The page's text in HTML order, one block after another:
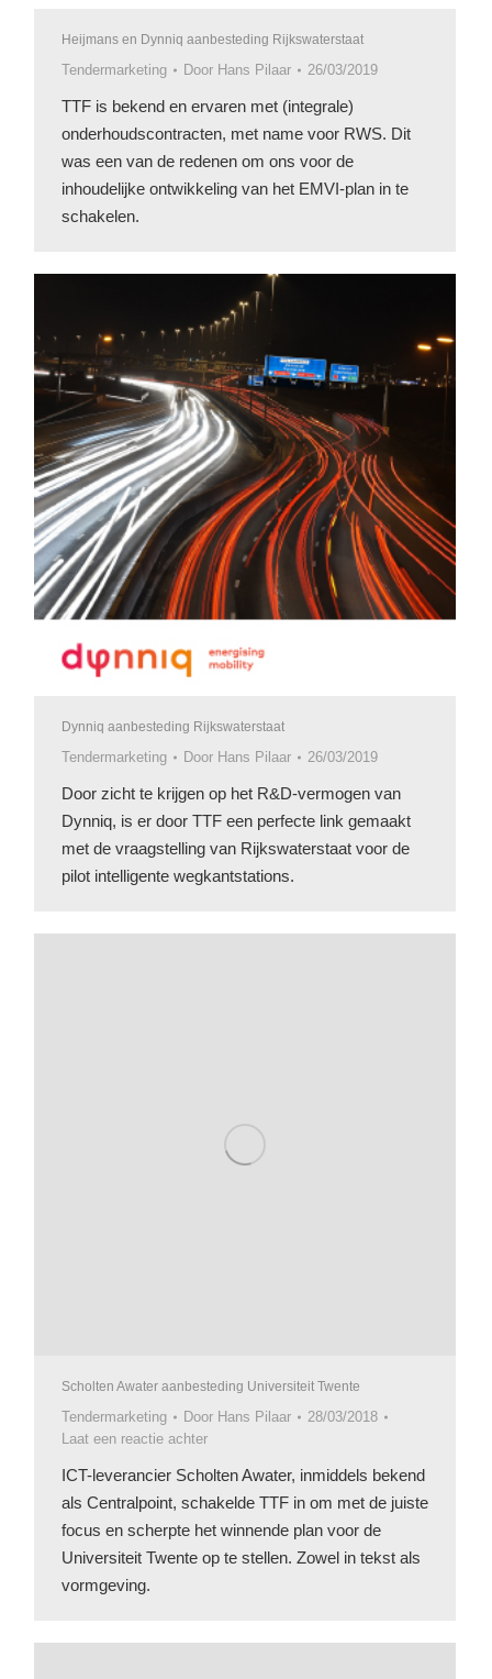
Heijmans en Dynniq aanbesteding Rijkswaterstaat
Tendermarketing Door Hans Pilaar 26/03/2019
TTF is bekend en ervaren met (integrale)
onderhoudscontracten, met name voor RWS. Dit
was een van de redenen om ons voor de
inhoudelijke ontwikkeling van het EMVI-plan in te
schakelen.
Dynniq aanbesteding Rijkswaterstaat
Tendermarketing Door Hans Pilaar 26/03/2019
Door zicht te krijgen op het R&D-vermogen van
Dynniq, is er door TTF een perfecte link gemaakt
met de vraagstelling van Rijkswaterstaat voor de
pilot intelligente wegkantstations.
Scholten Awater aanbesteding Universiteit Twente
Tendermarketing Door Hans Pilaar
28/03/2018
Laat een reactie achter
ICT-leverancier Scholten Awater, inmiddels bekend
als Centralpoint, schakelde TTF in om met de juiste
focus en scherpte het winnende plan voor de
Universiteit Twente op te stellen. Zowel in tekst als
vormgeving.